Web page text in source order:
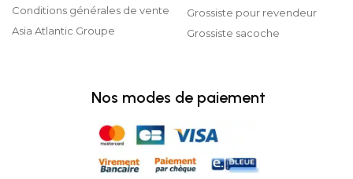
Conditions générales de vente
Asia Atlantic Groupe
Grossiste pour revendeur
Grossiste sacoche
Nos modes de paiement